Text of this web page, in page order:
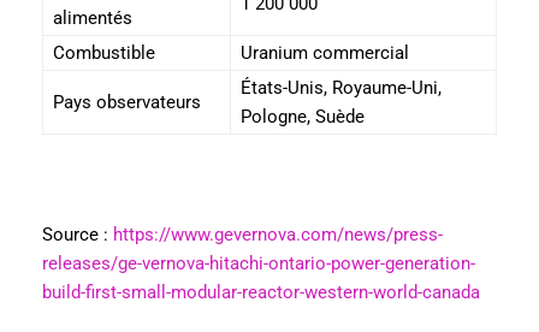
alimentés
Combustible Uranium commercial
Pays observateurs
États-Unis, Royaume-Uni,
Pologne, Suède
Source : https://www.gevernova.com/news/press-
releases/ge-vernova-hitachi-ontario-power-generation-
build-first-small-modular-reactor-western-world-canada